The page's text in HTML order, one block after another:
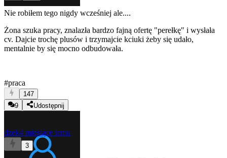
Nie robiłem tego nigdy wcześniej ale....
Żona szuka pracy, znalazła bardzo fajną ofertę "perełkę" i wysłała
cv. Dajcie trochę plusów i trzymajcie kciuki żeby się udało,
mentalnie by się mocno odbudowała.
#praca
147
9
Udostępnij
dzek4 miesiące temu
3